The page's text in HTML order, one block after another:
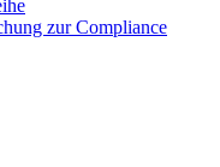
zur Compliance